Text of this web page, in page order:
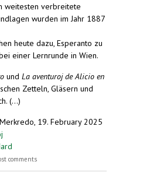
weitesten verbreitete
wurden im Jahr 1887
heute dazu, Esperanto zu
einer Lernrunde in Wien.
und La aventuroj de Alicio en
Zetteln, Gläsern und
(...)
Merkredo, 19. February 2025
comments